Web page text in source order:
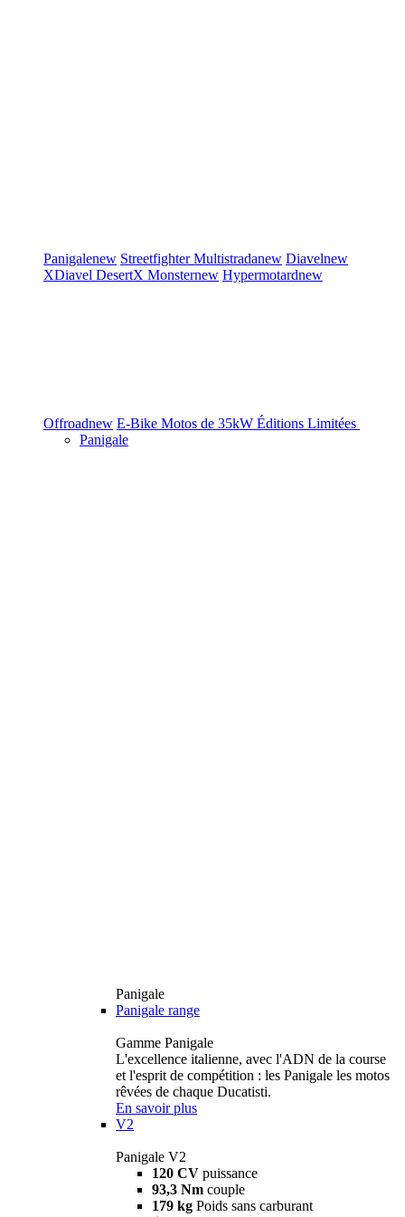
Panigalenew StreetfighterMultistradanew Diavelnew
XDiavel DesertX Monsternew Hypermotardnew
Offroadnew E-Bike Motos de 35kW Éditions Limitées
Panigale
Panigale
Panigale range
Gamme Panigale
L'excellence italienne, avec l'ADN de la course
et l'esprit de compétition : les Panigale les motos
rêvées de chaque Ducatisti.
En savoir plus
V2
Panigale V2
120 CV puissance
93,3 Nm couple
179 kg Poids sans carburant